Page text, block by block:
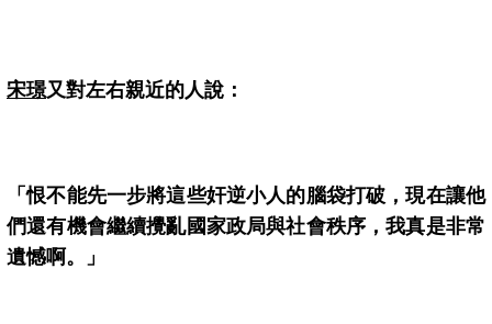
宋璟又對左右親近的人說：
「恨不能先一步將這些奸逆小人的腦袋打破，現在讓他
們還有機會繼續攪亂國家政局與社會秩序，我真是非常
遺憾啊。」